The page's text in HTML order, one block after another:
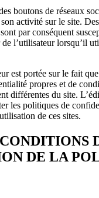
boutons de réseaux
activité sur le site.
par conséquent
l’utilisateur lorsqu’il
est portée sur le fait
propres et de
différentes du site.
les politiques de
de ces sites.
DE LA